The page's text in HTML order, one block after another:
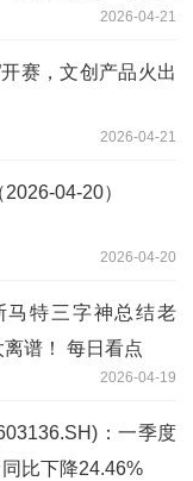
产总额的比例为
2026-04-21
赛，文创产品火出
2026-04-21
04-20）
2026-04-20
马特三字神总结老
谱！ 每日看点
2026-04-19
：一季度
比下降24.46%